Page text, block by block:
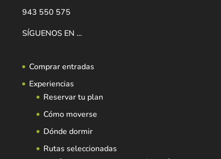
943 550 575
SÍGUENOS EN …
Comprar entradas
Experiencias
Reservar tu plan
Cómo moverse
Dónde dormir
Rutas seleccionadas